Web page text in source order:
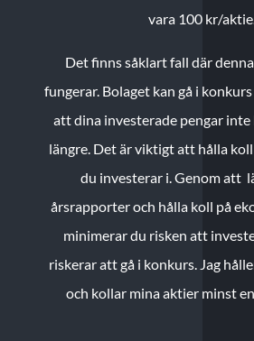
vara 100 kr/
Det finns såklart fall där
fungerar. Bolaget kan gå i
att dina investerade pengar
längre. Det är viktigt att hålla
du investerar i. Genom att
årsrapporter och hålla koll på
minimerar du risken att
riskerar att gå i konkurs. Jag
och kollar mina aktier minst